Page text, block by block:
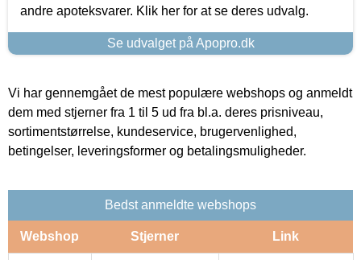
andre apoteksvarer. Klik her for at se deres udvalg.
Se udvalget på Apopro.dk
Vi har gennemgået de mest populære webshops og anmeldt
dem med stjerner fra 1 til 5 ud fra bl.a. deres prisniveau,
sortimentstørrelse, kundeservice, brugervenlighed,
betingelser, leveringsformer og betalingsmuligheder.
Bedst anmeldte webshops
Webshop Stjerner Link